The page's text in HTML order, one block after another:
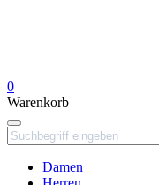
0
Warenkorb
Navigation
Damen